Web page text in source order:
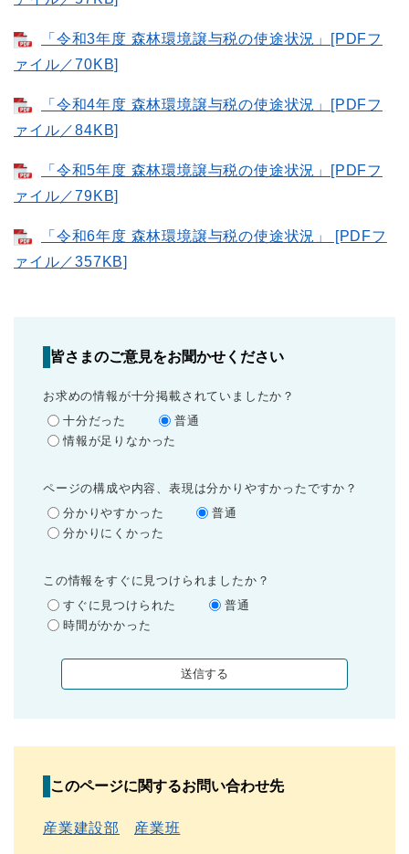
「令和3年度 森林環境譲与税の使途状況」[PDFフ
ァイル／70KB]
「令和4年度 森林環境譲与税の使途状況」[PDFフ
ァイル／84KB]
「令和5年度 森林環境譲与税の使途状況」[PDFフ
ァイル／79KB]
「令和6年度 森林環境譲与税の使途状況」 [PDFフ
ァイル／357KB]
皆さまのご意見をお聞かせください
お求めの情報が十分掲載されていましたか？
十分だった
普通
情報が足りなかった
ページの構成や内容、表現は分かりやすかったですか？
分かりやすかった
普通
分かりにくかった
この情報をすぐに見つけられましたか？
すぐに見つけられた
普通
時間がかかった
このページに関するお問い合わせ先
産業建設部 産業班